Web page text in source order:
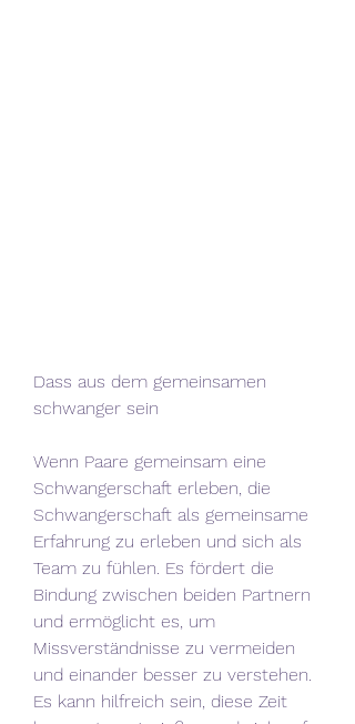
Dass aus dem gemeinsamen
schwanger sein
Wenn Paare gemeinsam eine
Schwangerschaft erleben, die
Schwangerschaft als gemeinsame
Erfahrung zu erleben und sich als
Team zu fühlen. Es fördert die
Bindung zwischen beiden Partnern
und ermöglicht es, um
Missverständnisse zu vermeiden
und einander besser zu verstehen.
Es kann hilfreich sein, diese Zeit